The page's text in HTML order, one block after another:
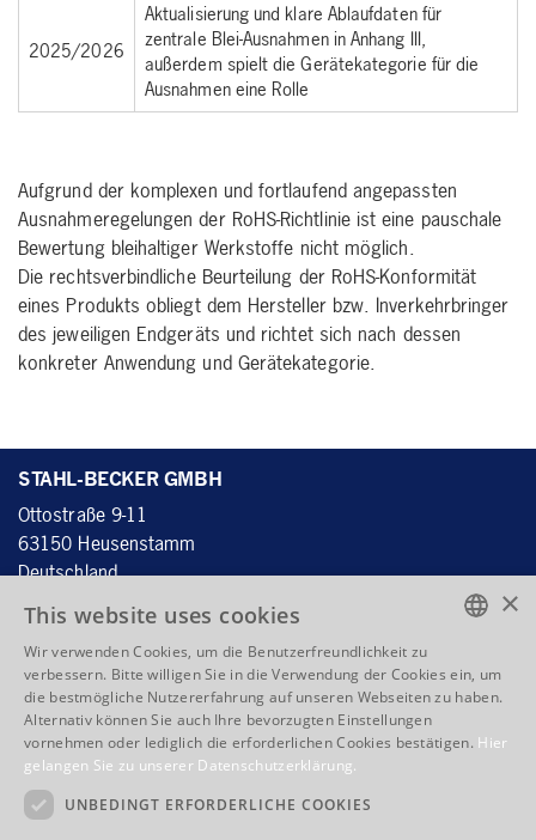
2025/2026
Aktualisierung und klare Ablaufdaten für
zentrale Blei-Ausnahmen in Anhang III,
außerdem spielt die Gerätekategorie für die
Ausnahmen eine Rolle
Aufgrund der komplexen und fortlaufend angepassten
Ausnahmeregelungen der RoHS-Richtlinie ist eine pauschale
Bewertung bleihaltiger Werkstoffe nicht möglich.
Die rechtsverbindliche Beurteilung der RoHS-Konformität
eines Produkts obliegt dem Hersteller bzw. Inverkehrbringer
des jeweiligen Endgeräts und richtet sich nach dessen
konkreter Anwendung und Gerätekategorie.
STAHL-BECKER GMBH
Ottostraße 9-11
63150 Heusenstamm
Deutschland
Tel.:+49 6104 4059 - 60
Fax: +49 6104 4059 - 70
info@stahlbecker.de
QUICKLINKS
Produkte
Kernkompetenz
ENGLISH
ENGLISH
FRENCH
×
This website uses cookies
Wir verwenden Cookies, um die Benutzerfreundlichkeit zu
verbessern. Bitte willigen Sie in die Verwendung der Cookies ein, um
die bestmögliche Nutzererfahrung auf unseren Webseiten zu haben.
Alternativ können Sie auch Ihre bevorzugten Einstellungen
vornehmen oder lediglich die erforderlichen Cookies bestätigen. Hier
gelangen Sie zu unserer Datenschutzerklärung.
UNBEDINGT ERFORDERLICHE COOKIES